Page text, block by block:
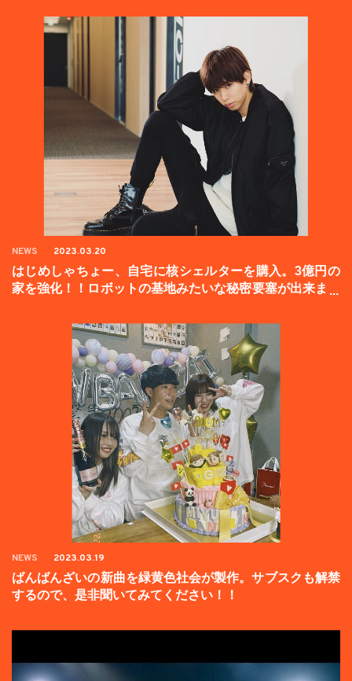
NEWS 2023.03.20
はじめしゃちょー、自宅に核シェルターを購入。3億円の
家を強化！！ロボットの基地みたいな秘密要塞が出来まし
NEWS 2023.03.19
ばんばんざいの新曲を緑黄色社会が製作。サブスクも解禁
するので、是非聞いてみてください！！